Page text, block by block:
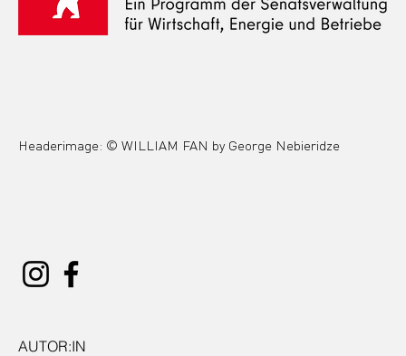
Headerimage: © WILLIAM FAN by George Nebieridze
AUTOR:IN